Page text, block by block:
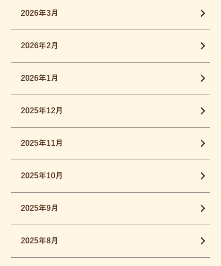
2026年3月
2026年2月
2026年1月
2025年12月
2025年11月
2025年10月
2025年9月
2025年8月